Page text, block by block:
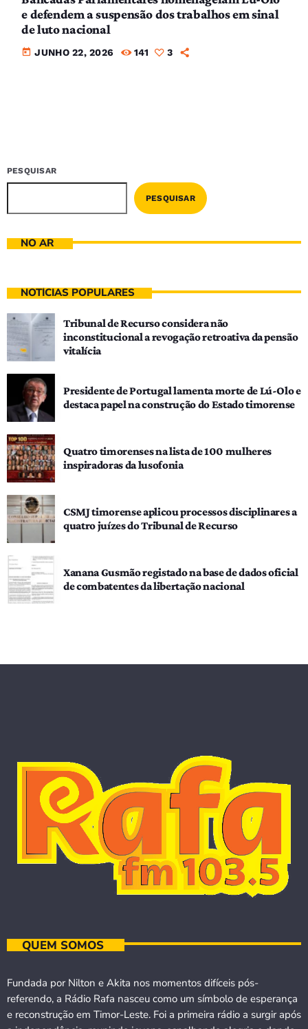
e defendem a suspensão dos trabalhos em sinal
de luto nacional
today JUNHO 22, 2026 141 3
PESQUISAR
PESQUISAR
NO AR
NOTÍCIAS POPULARES
Tribunal de Recurso considera não
inconstitucional a revogação retroativa da pensão
vitalícia
Presidente de Portugal lamenta morte de Lú-Olo e
destaca papel na construção do Estado timorense
Quatro timorenses na lista de 100 mulheres
inspiradoras da lusofonia
CSMJ timorense aplicou processos disciplinares a
quatro juízes do Tribunal de Recurso
Xanana Gusmão registado na base de dados oficial
de combatentes da libertação nacional
QUEM SOMOS
Fundada por Nilton e Akita nos momentos difíceis pós-
referendo, a Rádio Rafa nasceu como um símbolo de esperança
e reconstrução em Timor-Leste. Foi a primeira rádio a surgir após